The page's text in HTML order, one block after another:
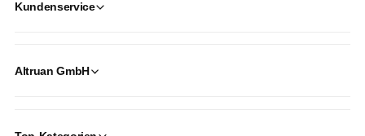
Kundenservice
Altruan GmbH